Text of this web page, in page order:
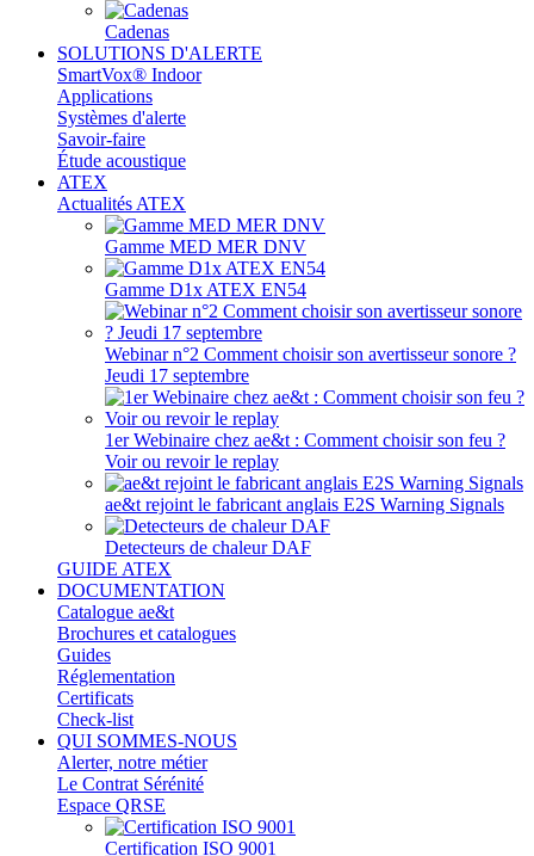
Cadenas
SOLUTIONS D'ALERTE
SmartVox® Indoor
Applications
Systèmes d'alerte
Savoir-faire
Étude acoustique
ATEX
Actualités ATEX
Gamme MED MER DNV
Gamme D1x ATEX EN54
Webinar n°2 Comment choisir son avertisseur sonore ?
Jeudi 17 septembre
1er Webinaire chez ae&t : Comment choisir son feu ?
Voir ou revoir le replay
ae&t rejoint le fabricant anglais E2S Warning Signals
Detecteurs de chaleur DAF
GUIDE ATEX
DOCUMENTATION
Catalogue ae&t
Brochures et catalogues
Guides
Réglementation
Certificats
Check-list
QUI SOMMES-NOUS
Alerter, notre métier
Le Contrat Sérénité
Espace QRSE
Certification ISO 9001